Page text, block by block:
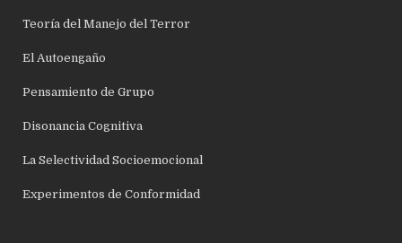
Teoría del Manejo del Terror
El Autoengaño
Pensamiento de Grupo
Disonancia Cognitiva
La Selectividad Socioemocional
Experimentos de Conformidad